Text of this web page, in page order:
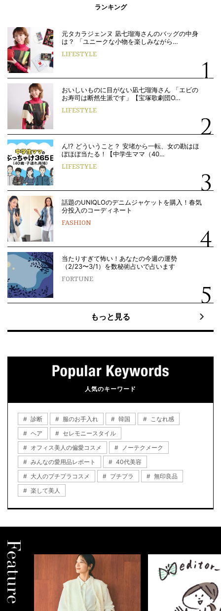
ランキング
元タカラジェンヌ 凪七瑠海さんのバッグの中身
は？ 「ユニークな小物を楽しみながら…
LIFESTYLE
おいしいものに目がない凪七瑠海さん 「エビの
お寿司は断然生派です」【宝塚歌劇団O…
LIFESTYLE
ん!? どういうこと？ 安堵から一転、女の勘はほ
ぼほぼ当たる！【中学生ママ（40…
LIFESTYLE
話題のUNIQLOのデニムジャケットを購入！春気
分投入のコーディネート
FASHION
当たりすぎて怖い！あなたの今週の運勢
（2/23〜3/1）を数秘術占いで占います
FORTUNE
もっと見る
人気のキーワード
診断 服のお手入れ 韓国
こなれ感
ヘア
セレモニースタイル
オフィス美人の偏愛コスメ
ノーテクメーク
みんなの愛用品レポート
40代美容
大人のプチプラコスメ
プチプラ
無印良品
楽して美人